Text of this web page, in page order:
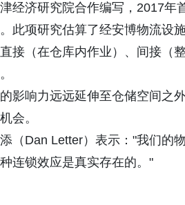
经济研究院合作编写，2017
此项研究估算了经安博物流设
接（在仓库内作业）、间接（
影响力远远延伸至仓储空间之
会。
（Dan Letter）表示："我们的
连锁效应是真实存在的。"